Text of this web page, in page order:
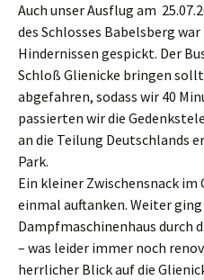
Auch unser Ausflug am
des Schlosses Babelsberg
Hindernissen gespickt. Der
Schloß Glienicke bringen
abgefahren, sodass wir 40
passierten wir die
an die Teilung Deutschlands
Park.
Ein kleiner Zwischensnack
einmal auftanken. Weiter ging
Dampfmaschinenhaus durch
– was leider immer noch
herrlicher Blick auf die